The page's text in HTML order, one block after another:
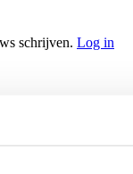
schrijven. Log in